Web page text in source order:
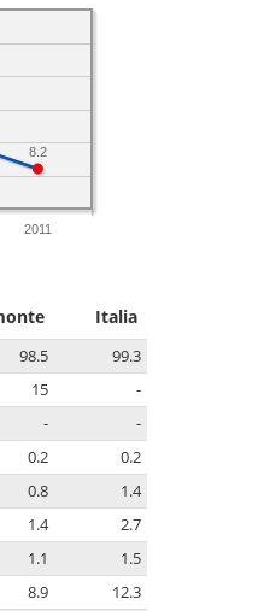
2011
8.2
Italia
98.5
99.3
15
-
-
-
0.2
0.2
0.8
1.4
1.4
2.7
1.1
1.5
8.9
12.3